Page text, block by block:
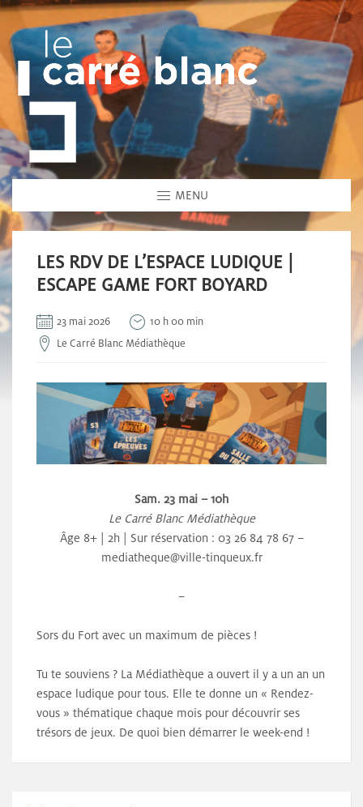
MENU
LES RDV DE L’ESPACE LUDIQUE |
ESCAPE GAME FORT BOYARD
23 mai 2026
10 h 00 min
Le Carré Blanc Médiathèque
Sam. 23 mai – 10h
Le Carré Blanc Médiathèque
Âge 8+ | 2h | Sur réservation : 03 26 84 78 67 –
mediatheque@ville-tinqueux.fr
–
Sors du Fort avec un maximum de pièces !
Tu te souviens ? La Médiathèque a ouvert il y a un an un
espace ludique pour tous. Elle te donne un « Rendez-
vous » thématique chaque mois pour découvrir ses
trésors de jeux. De quoi bien démarrer le week-end !